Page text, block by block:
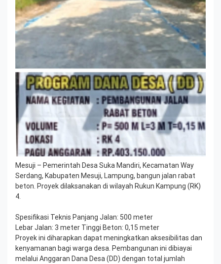
Mesuji – Pemerintah Desa Suka Mandiri, Kecamatan Way
Serdang, Kabupaten Mesuji, Lampung, bangun jalan rabat
beton. Proyek dilaksanakan di wilayah Rukun Kampung (RK)
4.
Spesifikasi Teknis Panjang Jalan: 500 meter
Lebar Jalan: 3 meter Tinggi Beton: 0,15 meter
Proyek ini diharapkan dapat meningkatkan aksesibilitas dan
kenyamanan bagi warga desa. Pembangunan ini dibiayai
melalui Anggaran Dana Desa (DD) dengan total jumlah